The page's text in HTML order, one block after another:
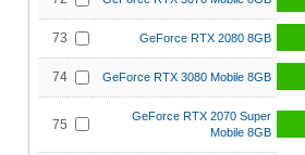
73 GeForce RTX 2080 8GB
74 GeForce RTX 3080 Mobile 8GB
75
GeForce RTX 2070 Super
Mobile 8GB